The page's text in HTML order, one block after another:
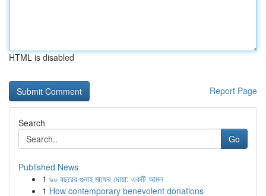
HTML is disabled
Report Page
Search
Go
Published News
1 ৯০ বছরের গুনাহ মাফের দোয়া: একটি আমল
1 How contemporary benevolent donations